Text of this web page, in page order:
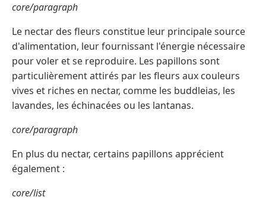
core/paragraph
Le nectar des fleurs constitue leur principale source
d'alimentation, leur fournissant l'énergie nécessaire
pour voler et se reproduire. Les papillons sont
particulièrement attirés par les fleurs aux couleurs
vives et riches en nectar, comme les buddleias, les
lavandes, les échinacées ou les lantanas.
core/paragraph
En plus du nectar, certains papillons apprécient
également :
core/list